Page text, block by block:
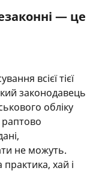
— це
всієї тієї
законодавець
обліку
раптово
не можуть.
хай і